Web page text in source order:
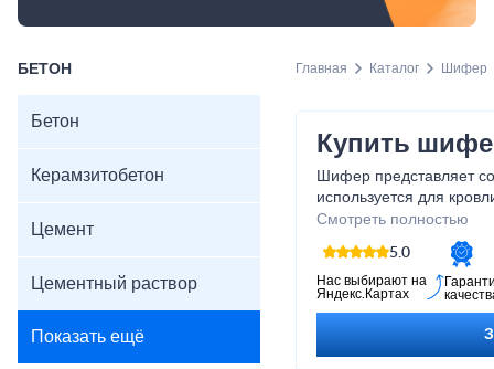
БЕТОН
Бетон
Керамзитобетон
Цемент
Цементный раствор
Показать ещё
Главная Каталог Шифер
Купить
Шифер представляет
используется для
разные размеры, формы
удобным в
непресованной
обеспечивает ему
отлично справляется с
Смотреть полностью
5.0
Нас выбирают на
Яндекс.Картах